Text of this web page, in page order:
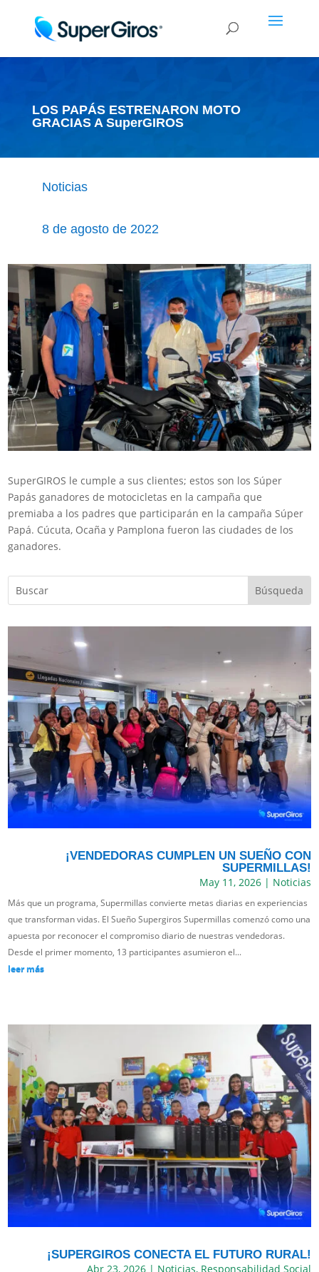
LOS PAPÁS ESTRENARON MOTO
GRACIAS A SuperGIROS
Noticias
8 de agosto de 2022
SuperGIROS le cumple a sus clientes; estos son los Súper
Papás ganadores de motocicletas en la campaña que
premiaba a los padres que participarán en la campaña Súper
Papá. Cúcuta, Ocaña y Pamplona fueron las ciudades de los
ganadores.
¡VENDEDORAS CUMPLEN UN SUEÑO CON
SUPERMILLAS!
May 11, 2026| Noticias
Más que un programa, Supermillas convierte metas diarias en experiencias
que transforman vidas. El Sueño Supergiros Supermillas comenzó como una
apuesta por reconocer el compromiso diario de nuestras vendedoras.
Desde el primer momento, 13 participantes asumieron el...
leer más
¡SUPERGIROS CONECTA EL FUTURO RURAL!
Abr 23, 2026| Noticias, Responsabilidad Social